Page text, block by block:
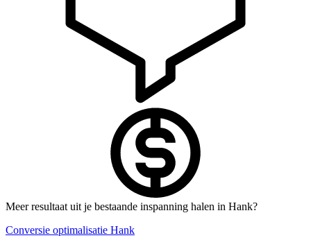
Meer resultaat uit je bestaande inspanning halen in Hank?
Conversie optimalisatie Hank